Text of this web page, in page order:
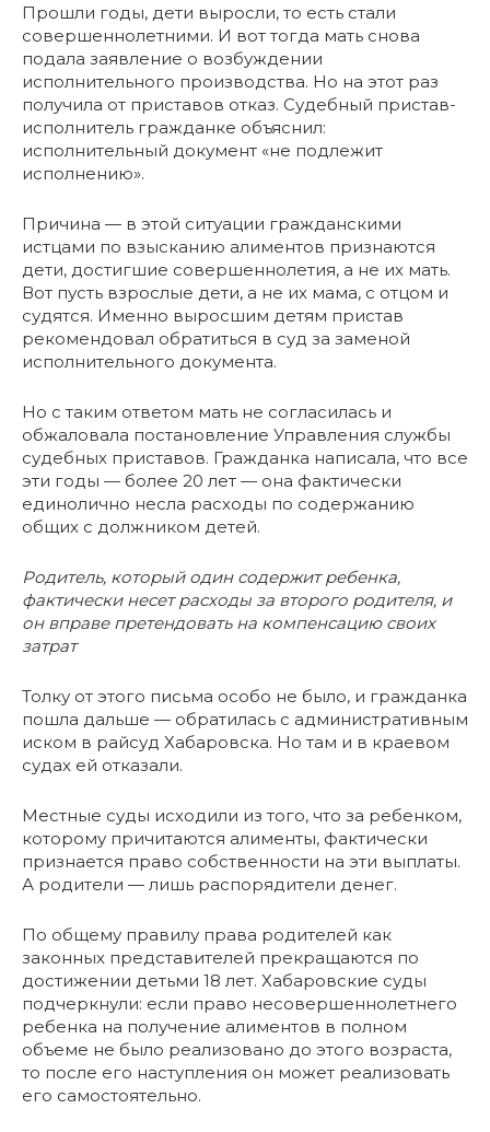
Прошли годы, дети выросли, то есть стали
совершеннолетними. И вот тогда мать снова
подала заявление о возбуждении
исполнительного производства. Но на этот раз
получила от приставов отказ. Судебный пристав-
исполнитель гражданке объяснил:
исполнительный документ «не подлежит
исполнению».
Причина — в этой ситуации гражданскими
истцами по взысканию алиментов признаются
дети, достигшие совершеннолетия, а не их мать.
Вот пусть взрослые дети, а не их мама, с отцом и
судятся. Именно выросшим детям пристав
рекомендовал обратиться в суд за заменой
исполнительного документа.
Но с таким ответом мать не согласилась и
обжаловала постановление Управления службы
судебных приставов. Гражданка написала, что все
эти годы — более 20 лет — она фактически
единолично несла расходы по содержанию
общих с должником детей.
Родитель, который один содержит ребенка,
фактически несет расходы за второго родителя, и
он вправе претендовать на компенсацию своих
затрат
Толку от этого письма особо не было, и гражданка
пошла дальше — обратилась с административным
иском в райсуд Хабаровска. Но там и в краевом
судах ей отказали.
Местные суды исходили из того, что за ребенком,
которому причитаются алименты, фактически
признается право собственности на эти выплаты.
А родители — лишь распорядители денег.
По общему правилу права родителей как
законных представителей прекращаются по
достижении детьми 18 лет. Хабаровские суды
подчеркнули: если право несовершеннолетнего
ребенка на получение алиментов в полном
объеме не было реализовано до этого возраста,
то после его наступления он может реализовать
его самостоятельно.